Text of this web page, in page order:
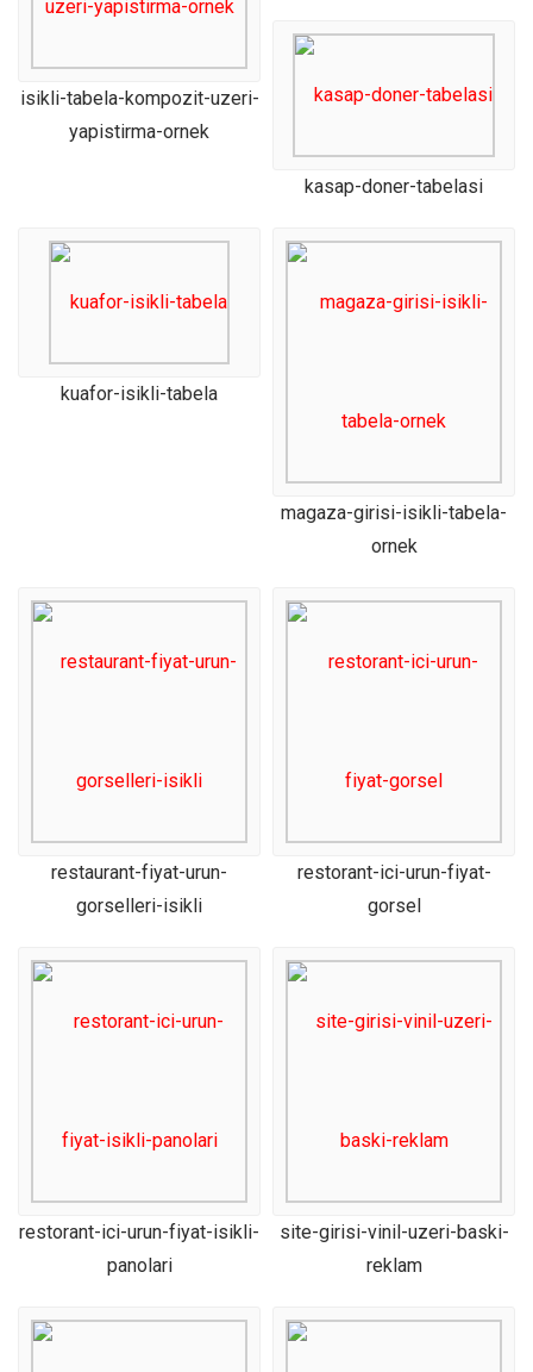
isikli-tabela-kompozit-uzeri-
yapistirma-ornek
kasap-doner-tabelasi
kuafor-isikli-tabela
magaza-girisi-isikli-tabela-
ornek
restaurant-fiyat-urun-
gorselleri-isikli
restorant-ici-urun-fiyat-
gorsel
restorant-ici-urun-fiyat-isikli-
panolari
site-girisi-vinil-uzeri-baski-
reklam